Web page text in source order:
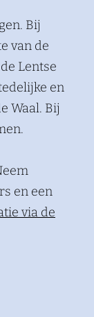
Bij
van de
Lentse
en
Waal. Bij
en een
via de